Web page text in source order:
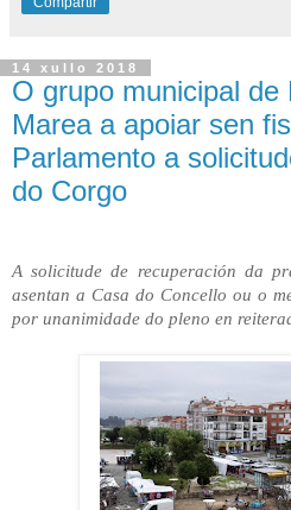
14 xullo 2018
O grupo municipal de
Marea a apoiar sen
Parlamento a
do Corgo
A solicitude de recuperación da
asentan a Casa do Concello ou o
por unanimidade do pleno en